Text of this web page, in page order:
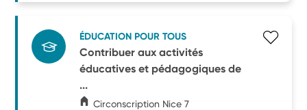
ÉDUCATION POUR TOUS
Contribuer aux activités
éducatives et pédagogiques de
...
Circonscription Nice 7